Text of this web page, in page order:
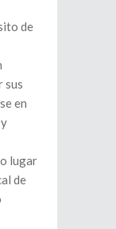
de
sus
en
lugar
de